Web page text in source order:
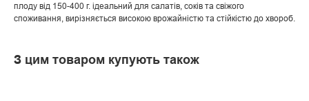
плоду від 150-400 г. ідеальний для салатів, соків та свіжого
споживання, вирізняється високою врожайністю та стійкістю до хвороб.
З цим товаром купують також